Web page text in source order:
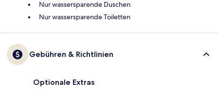
Nur wassersparende Duschen
Nur wassersparende Toiletten
Gebühren & Richtlinien
Optionale Extras